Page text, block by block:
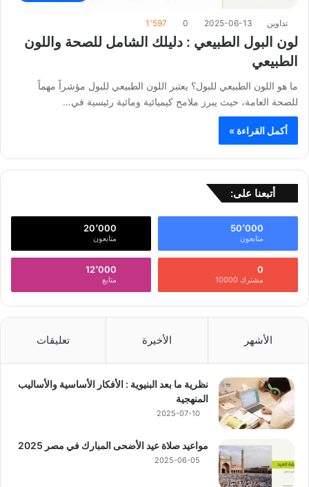
تداوين 2025-06-13
0 1٬597
لون البول الطبيعي : دليلك الشامل للصحة واللون
الطبيعي
ما هو اللون الطبيعي للبول؟ يعتبر اللون الطبيعي للبول مؤشراً مهماً
للصحة العامة، حيث يبرز ملامح كيميائية ومائية رئيسية في…
أكمل القراءة »
أتبعنا على:
50٬000
متابعون
20٬000
متابعون
0
مشترك 10000
12٬000
متابع
الأشهر الأخيرة تعليقات
نظرية ما بعد البنيوية : الأفكار الأساسية والأساليب
المنهجية
2025-07-10
مواعيد صلاة عيد الأضحى المبارك في مصر 2025
2025-06-05